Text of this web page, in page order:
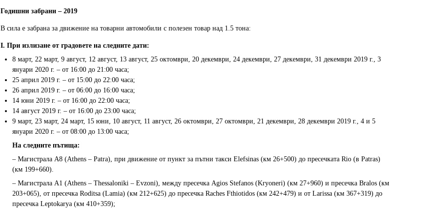
Годишни забрани – 2019
В сила е забрана за движение на товарни автомобили с полезен товар над 1.5 тона:
I. При излизане от градовете на следните дати:
8 март, 22 март, 9 август, 12 август, 13 август, 25 октомври, 20 декември, 24 декември, 27 декември, 31 декември 2019 г., 3
януари 2020 г. – от 16:00 до 21:00 часа;
25 април 2019 г. – от 15:00 до 22:00 часа;
26 април 2019 г. – от 06:00 до 16:00 часа;
14 юни 2019 г. – от 16:00 до 22:00 часа;
14 август 2019 г. – от 16:00 до 23:00 часа;
9 март, 23 март, 24 март, 15 юни, 10 август, 11 август, 26 октомври, 27 октомври, 21 декември, 28 декември 2019 г., 4 и 5
януари 2020 г. – от 08:00 до 13:00 часа;
На следните пътища:
– Магистрала A8 (Athens – Patra), при движение от пункт за пътни такси Elefsinas (км 26+500) до пресечката Rio (в Patras)
(км 199+660).
– Магистрала A1 (Athens – Thessaloniki – Evzoni), между пресечка Agios Stefanos (Kryoneri) (км 27+960) и пресечка Bralos (км
203+065), от пресечка Roditsa (Lamia) (км 212+625) до пресечка Raches Fthiotidos (км 242+479) и от Larissa (км 367+319) до
пресечка Leptokarya (км 410+359);